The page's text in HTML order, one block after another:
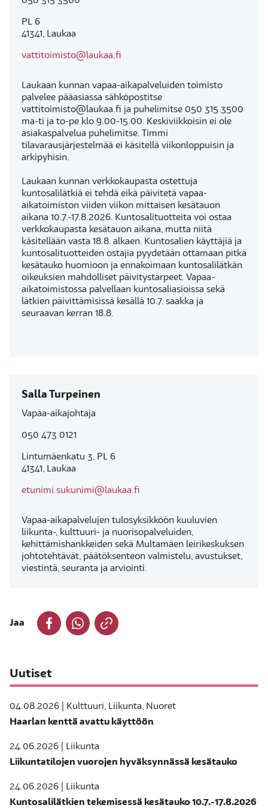
PL 6
41341, Laukaa
vattitoimisto@laukaa.fi
Laukaan kunnan vapaa-aikapalveluiden toimisto
palvelee pääasiassa sähköpostitse
vattitoimisto@laukaa.fi ja puhelimitse 050 315 3500
ma-ti ja to-pe klo 9.00-15.00. Keskiviikkoisin ei ole
asiakaspalvelua puhelimitse. Timmi
tilavarausjärjestelmää ei käsitellä viikonloppuisin ja
arkipyhisin.
Laukaan kunnan verkkokaupasta ostettuja
kuntosalilätkiä ei tehdä eikä päivitetä vapaa-
aikatoimiston viiden viikon mittaisen kesätauon
aikana 10.7.-17.8.2026. Kuntosalituotteita voi ostaa
verkkokaupasta kesätauon aikana, mutta niitä
käsitellään vasta 18.8. alkaen. Kuntosalien käyttäjiä ja
kuntosalituotteiden ostajia pyydetään ottamaan pitkä
kesätauko huomioon ja ennakoimaan kuntosalilätkän
oikeuksien mahdolliset päivitystarpeet. Vapaa-
aikatoimistossa palvellaan kuntosaliasioissa sekä
lätkien päivittämisissä kesällä 10.7. saakka ja
seuraavan kerran 18.8.
Salla Turpeinen
Vapaa-aikajohtaja
050 473 0121
Lintumäenkatu 3, PL 6
41341, Laukaa
etunimi.sukunimi@laukaa.fi
Vapaa-aikapalvelujen tulosyksikköön kuuluvien
liikunta-, kulttuuri- ja nuorisopalveluiden,
kehittämishankkeiden sekä Multamäen leirikeskuksen
johtotehtävät, päätöksenteon valmistelu, avustukset,
viestintä, seuranta ja arviointi.
Jaa
Uutiset
04.08.2026 | Kulttuuri, Liikunta, Nuoret
Haarlan kenttä avattu käyttöön
24.06.2026 | Liikunta
Liikuntatilojen vuorojen hyväksynnässä kesätauko
24.06.2026 | Liikunta
Kuntosalilätkien tekemisessä kesätauko 10.7.-17.8.2026